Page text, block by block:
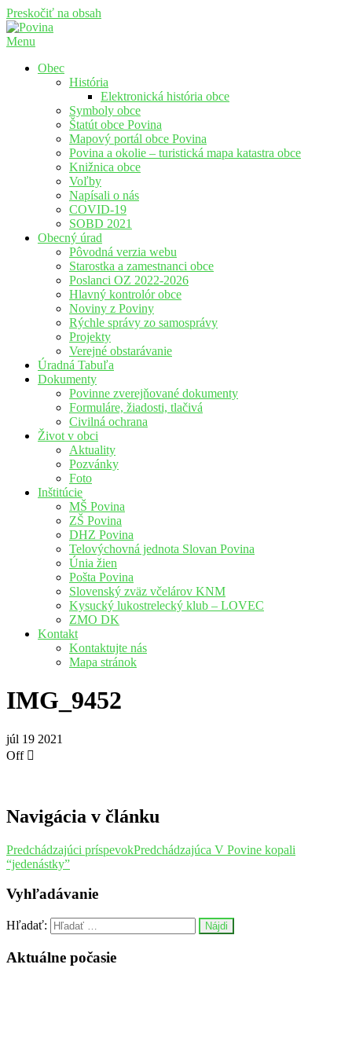
Preskočiť na obsah
Menu
Obec
História
Elektronická história obce
Symboly obce
Štatút obce Povina
Mapový portál obce Povina
Povina a okolie – turistická mapa katastra obce
Knižnica obce
Voľby
Napísali o nás
COVID-19
SOBD 2021
Obecný úrad
Pôvodná verzia webu
Starostka a zamestnanci obce
Poslanci OZ 2022-2026
Hlavný kontrolór obce
Noviny z Poviny
Rýchle správy zo samosprávy
Projekty
Verejné obstarávanie
Úradná Tabuľa
Dokumenty
Povinne zverejňované dokumenty
Formuláre, žiadosti, tlačivá
Civilná ochrana
Život v obci
Aktuality
Pozvánky
Foto
Inštitúcie
MŠ Povina
ZŠ Povina
DHZ Povina
Telovýchovná jednota Slovan Povina
Únia žien
Pošta Povina
Slovenský zväz včelárov KNM
Kysucký lukostrelecký klub – LOVEC
ZMO DK
Kontakt
Kontaktujte nás
Mapa stránok
IMG_9452
júl 19 2021
Off
Navigácia v článku
Predchádzajúci príspevokPredchádzajúca V Povine kopali
“jedenástky”
Vyhľadávanie
Hľadať:
Aktuálne počasie